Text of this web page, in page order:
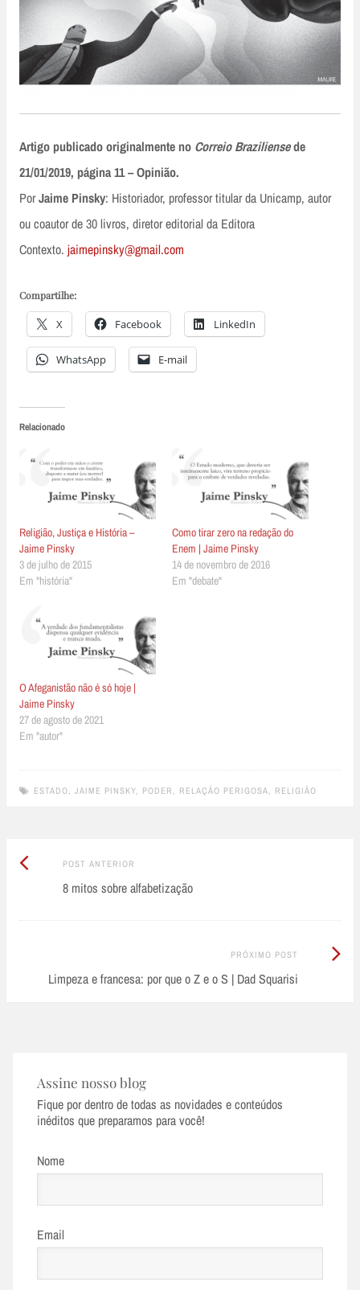
Artigo publicado originalmente no Correio Braziliensede
21/01/2019, página 11 – Opinião.
PorJaime Pinsky: Historiador, professor titular da Unicamp, autor
ou coautor de 30 livros, diretor editorial da Editora
Contexto. jaimepinsky@gmail.com
Compartilhe:
X Facebook LinkedIn
WhatsApp E-mail
Relacionado
Religião, Justiça e História –
Jaime Pinsky
3 de julho de 2015
Em "história"
Como tirar zero na redação do
Enem | Jaime Pinsky
14 de novembro de 2016
Em "debate"
O Afeganistão não é só hoje |
Jaime Pinsky
27 de agosto de 2021
Em "autor"
ESTADO JAIME PINSKY PODER RELAÇÃO PERIGOSA RELIGIÃO
Post
navigation
POST ANTERIOR
Anterior:
8 mitos sobre alfabetização
PRÓXIMO POST
Limpeza e francesa: por que o Z e o S | Dad Squarisi
Próximo
Assine nosso blog
Fique por dentro de todas as novidades e conteúdos
inéditos que preparamos para você!
Nome
Email